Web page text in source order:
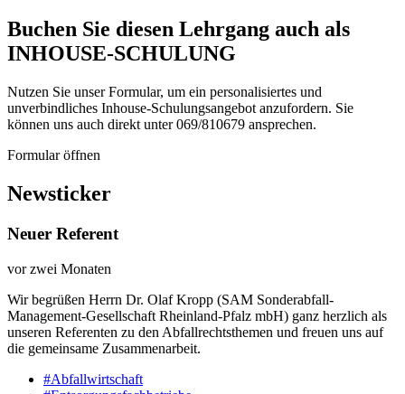
Buchen Sie diesen Lehrgang auch als
INHOUSE-SCHULUNG
Nutzen Sie unser Formular, um ein personalisiertes und
unverbindliches Inhouse-Schulungs­angebot anzufordern. Sie
können uns auch direkt unter 069/810679 ansprechen.
Formular öffnen
Newsticker
Neuer Referent
vor zwei Monaten
Wir begrüßen Herrn Dr. Olaf Kropp (SAM Sonderabfall-
Management-Gesellschaft Rheinland-Pfalz mbH) ganz herzlich als
unseren Referenten zu den Abfallrechtsthemen und freuen uns auf
die gemeinsame Zusammenarbeit.
#Abfallwirtschaft